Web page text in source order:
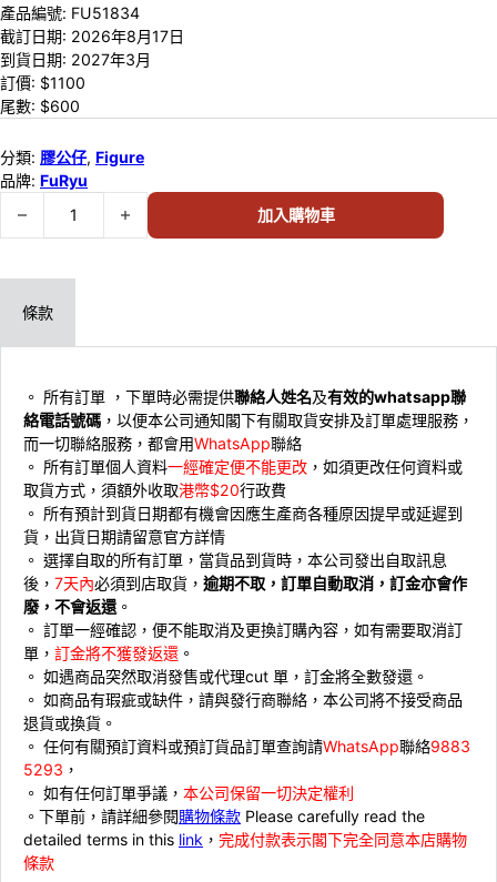
產品編號: FU51834
截訂日期: 2026年8月17日
到貨日期: 2027年3月
訂價: $1100
尾數: $600
分類: 膠公仔, Figure
品牌: FuRyu
預訂 (2026年8月17日截) FuRyu 1/7 Kaho Hinoshita 《蓮之空女學院
加入購物車
條款
。 所有訂單 ，下單時必需提供聯絡人姓名及有效的whatsapp聯
絡電話號碼 ，以便本公司通知閣下有關取貨安排及訂單處理服務，
而一切聯絡服務，都會用WhatsApp聯絡
。 ⁠所有訂單個人資料一經確定便不能更改 ，如須更改任何資料或
取貨方式，須額外收取港幣$20行政費
。 ⁠所有預計到貨日期都有機會因應生產商各種原因提早或延遲到
貨，出貨日期請留意官方詳情
。 ⁠選擇自取的所有訂單，當貨品到貨時，本公司發出自取訊息
後， 7天內必須到店取貨， 逾期不取，訂單自動取消，訂金亦會作
廢，不會返還 。
。 ⁠訂單一經確認，便不能取消及更換訂購內容，如有需要取消訂
單， 訂金將不獲發返還 。
。 ⁠如遇商品突然取消發售或代理cut 單，訂金將全數發還。
。 ⁠如商品有瑕疵或缺件，請與發行商聯絡，本公司將不接受商品
退貨或換貨。
。 ⁠⁠任何有關預訂資料或預訂貨品訂單查詢請WhatsApp聯絡9883
5293 ，
。 ⁠如有任何訂單爭議， 本公司保留一切決定權利
。下單前，請詳細參閱購物條款 Please carefully read the
detailed terms in this link ， 完成付款表示閣下完全同意本店購物
條款